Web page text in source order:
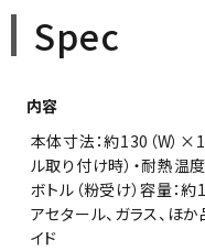
Spec
内容
本体寸法：約130（W）
ル取り付け時）・耐熱温
ボトル（粉受け）容量：
アセタール、ガラス、ほ
イド